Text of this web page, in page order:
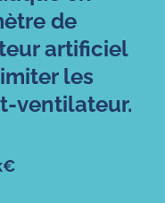
de
artificiel
les
ventilateur.